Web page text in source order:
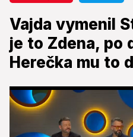
Vajda vymenil
je to Zdena, po
Herečka mu to
Vajda vymenil
to Zdena, po
mu to dala